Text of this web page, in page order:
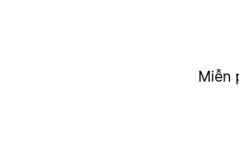
Miễn